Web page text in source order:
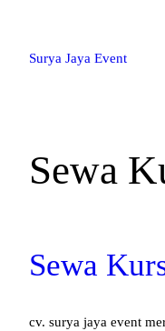
kontenSurya Jaya Event
Sewa
Sewa
cv. surya jaya event